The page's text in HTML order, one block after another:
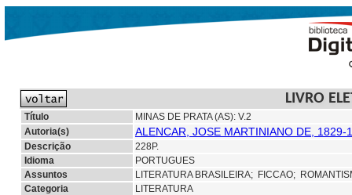
LIVRO
Título
MINAS DE PRATA (AS): V.2
Autoria(s)
ALENCAR, JOSE MARTINIANO DE, 1829-
Descrição
228P.
Idioma
PORTUGUES
Assuntos
LITERATURA BRASILEIRA; FICCAO;
Categoria
LITERATURA